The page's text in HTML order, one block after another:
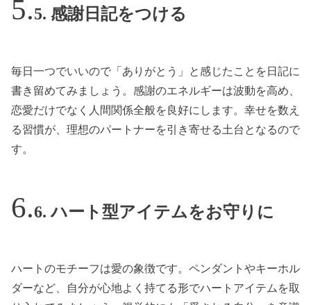
5. 感謝日記をつける
毎日一つでいいので「ありがとう」と感じたことを日記に
書き留めてみましょう。感謝のエネルギーは波動を高め、
恋愛だけでなく人間関係全般を良好にします。幸せを数え
る習慣が、理想のパートナーを引き寄せる土台となるので
す。
6. ハート型アイテムをお守りに
ハートのモチーフは愛の象徴です。ペンダントやキーホル
ダーなど、自分が心地よく持てる形でハートアイテムを取